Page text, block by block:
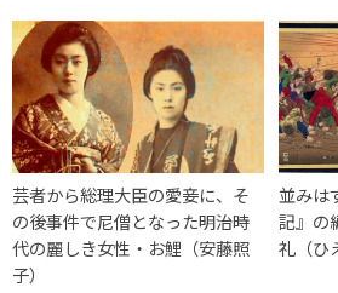
芸者から総理大臣の愛妾に、そ
の後事件で尼僧となった明治時
代の麗しき女性・お鯉（安藤照
子）
並みは
記』の
礼（ひ